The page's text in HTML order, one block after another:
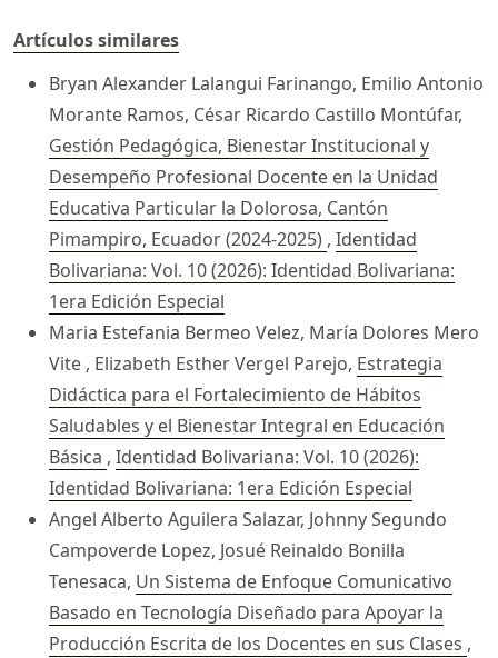
Artículos similares
Bryan Alexander Lalangui Farinango, Emilio Antonio
Morante Ramos, César Ricardo Castillo Montúfar,
Gestión Pedagógica, Bienestar Institucional y
Desempeño Profesional Docente en la Unidad
Educativa Particular la Dolorosa, Cantón
Pimampiro, Ecuador (2024-2025) , Identidad
Bolivariana: Vol. 10 (2026): Identidad Bolivariana:
1era Edición Especial
Maria Estefania Bermeo Velez, María Dolores Mero
Vite , Elizabeth Esther Vergel Parejo, Estrategia
Didáctica para el Fortalecimiento de Hábitos
Saludables y el Bienestar Integral en Educación
Básica , Identidad Bolivariana: Vol. 10 (2026):
Identidad Bolivariana: 1era Edición Especial
Angel Alberto Aguilera Salazar, Johnny Segundo
Campoverde Lopez, Josué Reinaldo Bonilla
Tenesaca, Un Sistema de Enfoque Comunicativo
Basado en Tecnología Diseñado para Apoyar la
Producción Escrita de los Docentes en sus Clases ,